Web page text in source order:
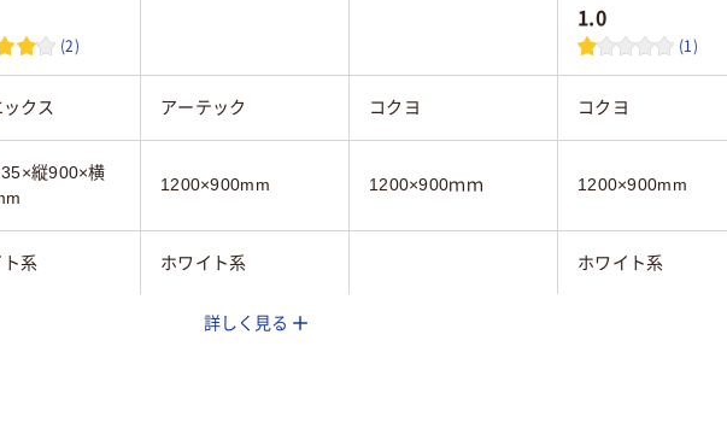
(2)
1.0
(1)
クス アーテック コクヨ コクヨ
縦900×横
1200×900mm 1200×900ｍｍ 1200×900mm
ト系 ホワイト系 ホワイト系
900mm詳しく見る